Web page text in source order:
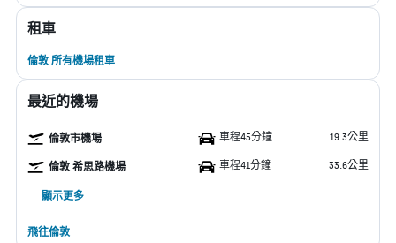
租車
倫敦 所有機場租車
最近的機場
倫敦市機場 車程45分鐘 19.3公里
倫敦 希思路機場 車程41分鐘 33.6公里
顯示更多
飛往倫敦